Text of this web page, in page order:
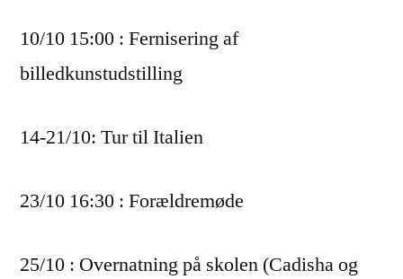
10/10 15:00 : Fernisering af
billedkunstudstilling
14-21/10: Tur til Italien
23/10 16:30 : Forældremøde
25/10 : Overnatning på skolen (Cadisha og